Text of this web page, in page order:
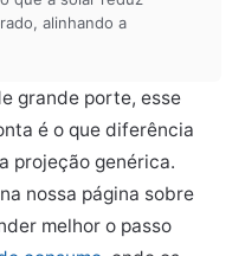
alinhando a
grande porte, esse
é o que diferência
projeção genérica.
nossa página sobre
melhor o passo